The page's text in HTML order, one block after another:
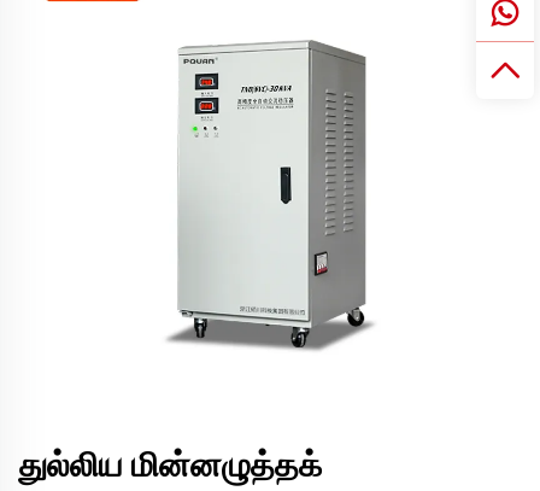
துல்லிய மின்னழுத்தக்